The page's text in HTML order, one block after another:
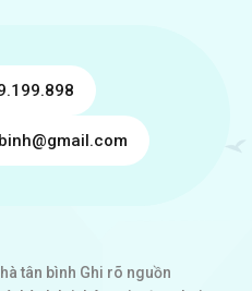
tân bình Ghi rõ nguồn